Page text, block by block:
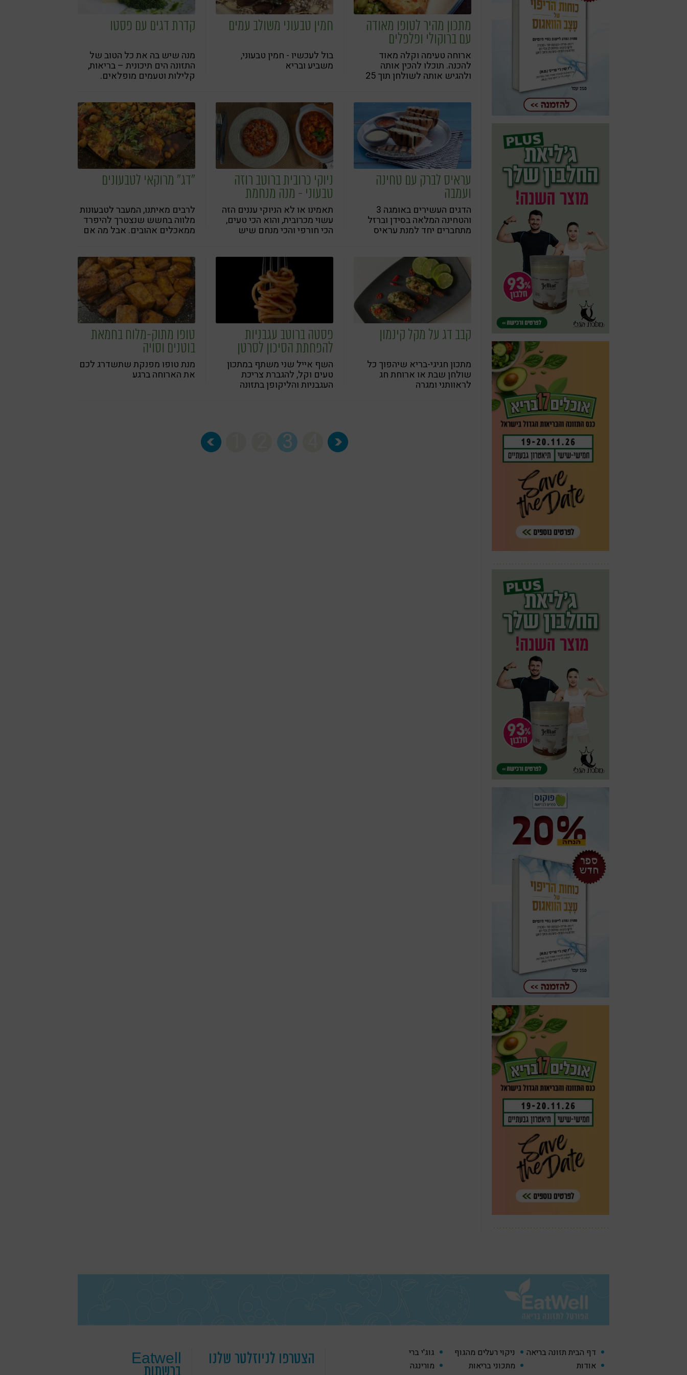
מתכון מהיר לטופו מאודה
עם ברוקולי ופלפלים
ארוחה טעימה וקלה מאוד
להכנה. תוכלו להכין אותה
ולהגיש אותה לשולחן תוך 25
חמין טבעוני משולב עמים
בול לעכשיו - חמין טבעוני,
משביע ובריא
קדרת דגים עם פסטו
מנה שיש בה את כל הטוב של
התזונה הים תיכונית – בריאות,
קלילות וטעמים מופלאים.
וביכולתה לתמוך באורח חיים
מאוזן, והמנה הזו היא דוגמה
מושלמת לכך: דג, מגוון ירקות
ופסטו עשבי תיבול
עראיס לברק עם טחינה
ועמבה
הדגים העשירים באומגה 3
והטחינה המלאה בסידן וברזל
מתחברים יחד למנת עראיס
ניוקי כרובית ברוטב רוזה
טבעוני - מנה מנחמת
ומזינה
תאמינו או לא הניוקי עננים הזה
עשוי מכרובית, והוא הכי טעים,
הכי חורפי והכי מנחם שיש
"דג" מרוקאי לטבעונים
לרבים מאיתנו, המעבר לטבעונות
מלווה בחשש שנצטרך להיפרד
ממאכלים אהובים. אבל מה אם
מרוקאי, בגרסה טבעונית
לחלוטין?
קבב דג על מקל קינמון
מתכון חגיגי-בריא שיהפוך כל
שולחן שבת או ארוחת חג
לראוותני ומגרה
פסטה ברוטב עגבניות
להפחתת הסיכון לסרטן
הערמונית
השף אייל שני משתף במתכון
טעים וקל, להגברת צריכת
העגבניות והליקופן בתזונה
טופו מתוק-מלוח בחמאת
בוטנים וסויה
מנת טופו מפנקת שתשדרג לכם
את הארוחה ברגע
3
דף הבית תזונה בריאה ניקוי רעלים מהגוף
גוג'י ברי
אודות
מתכוני בריאות
מורינגה
הצטרפו לניוזלטר שלנו Eatwell
ברשתות